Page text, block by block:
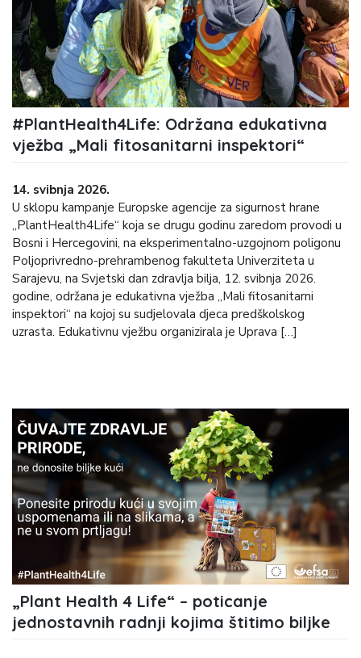
#PlantHealth4Life: Održana edukativna
vježba „Mali fitosanitarni inspektori“
14. svibnja 2026.
U sklopu kampanje Europske agencije za sigurnost hrane
„PlantHealth4Life“ koja se drugu godinu zaredom provodi u
Bosni i Hercegovini, na eksperimentalno-uzgojnom poligonu
Poljoprivredno-prehrambenog fakulteta Univerziteta u
Sarajevu, na Svjetski dan zdravlja bilja, 12. svibnja 2026.
godine, održana je edukativna vježba „Mali fitosanitarni
inspektori“ na kojoj su sudjelovala djeca predškolskog
uzrasta. Edukativnu vježbu organizirala je Uprava […]
„Plant Health 4 Life“ – poticanje
jednostavnih radnji kojima štitimo biljke